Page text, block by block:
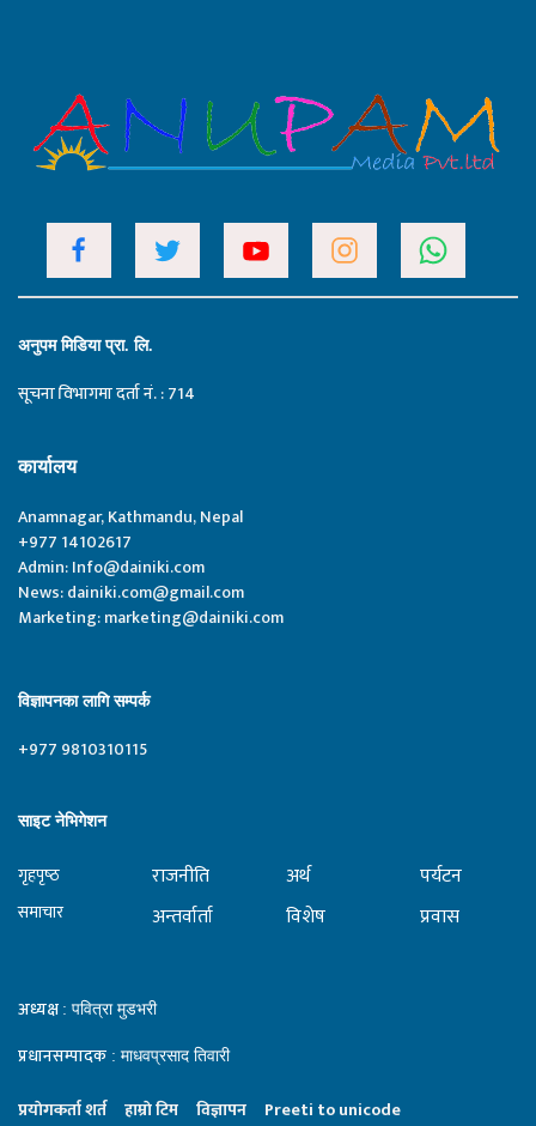
अनुपम मिडिया प्रा. लि.
सूचना विभागमा दर्ता नं. : 714
कार्यालय
Anamnagar, Kathmandu, Nepal
+977 14102617
Admin:Info@dainiki.com
News:dainiki.com@gmail.com
Marketing:marketing@dainiki.com
विज्ञापनका लागि सम्पर्क
+977 9810310115
साइट नेभिगेशन
गृहपृष्‍ठ
समाचार
राजनीति
अन्तर्वार्ता
अर्थ
विशेष
पर्यटन
प्रवास
अध्यक्ष : पवित्रा मुडभरी
प्रधानसम्पादक : माधवप्रसाद तिवारी
प्रयाेगकर्ता शर्त हाम्राे टिम विज्ञापन Preeti to unicode